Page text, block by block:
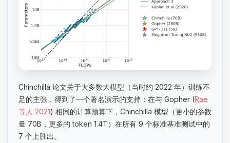
Chinchilla 论文关于大多数大模型（当时约 2022 年）训练不
足的主张，得到了一个著名演示的支持：在与 Gopher (Rae
等人 2021) 相同的计算预算下，Chinchilla 模型（更小的参数
量 70B，更多的 token 1.4T）在所有 9 个标准基准测试中的
7 个上胜出。